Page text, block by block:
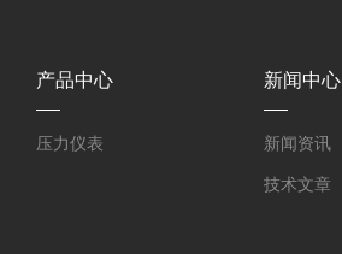
产品中心
压力仪表
新闻中心
新闻资讯
技术文章